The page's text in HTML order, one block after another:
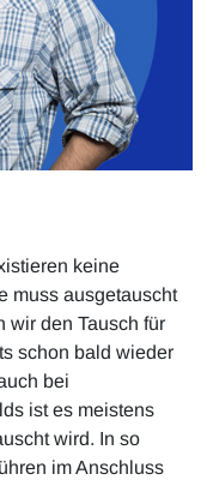
keine
muss ausgetauscht
wir den Tausch für
schon bald wieder
bei
ist es meistens
wird. In so
im Anschluss